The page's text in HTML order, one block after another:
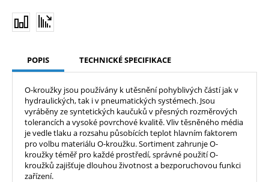
POPIS TECHNICKÉ SPECIFIKACE
O-kroužky jsou používány k utěsnění pohyblivých částí jak v
hydraulických, tak i v pneumatických systémech. Jsou
vyráběny ze syntetických kaučuků v přesných rozměrových
tolerancích a vysoké povrchové kvalitě. Vliv těsněného média
je vedle tlaku a rozsahu působících teplot hlavním faktorem
pro volbu materiálu O-kroužku. Sortiment zahrunje O-
kroužky téměř pro každé prostředí, správné použití O-
kroužků zajišťuje dlouhou životnost a bezporuchovou funkci
zařízení.